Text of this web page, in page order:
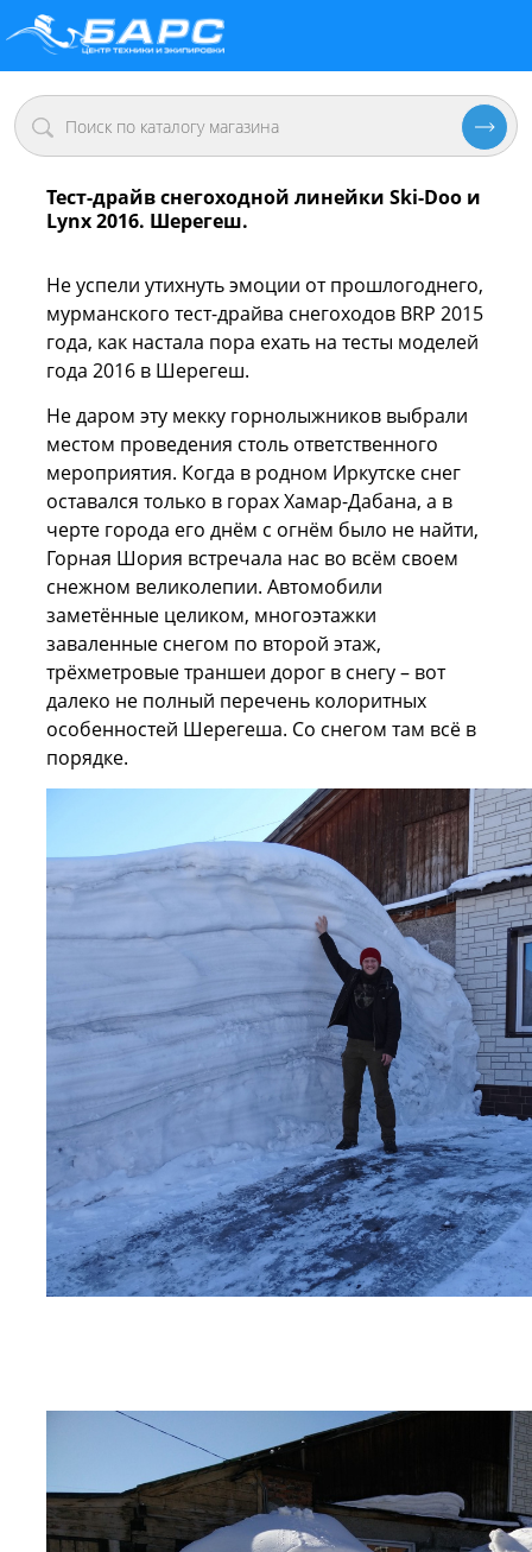
Тест-драйв снегоходной линейки Ski-Doo и
Lynx 2016. Шерегеш.
Не успели утихнуть эмоции от прошлогоднего,
мурманского тест-драйва снегоходов BRP 2015
года, как настала пора ехать на тесты моделей
года 2016 в Шерегеш.
Не даром эту мекку горнолыжников выбрали
местом проведения столь ответственного
мероприятия. Когда в родном Иркутске снег
оставался только в горах Хамар-Дабана, а в
черте города его днём с огнём было не найти,
Горная Шория встречала нас во всём своем
снежном великолепии. Автомобили
заметённые целиком, многоэтажки
заваленные снегом по второй этаж,
трёхметровые траншеи дорог в снегу – вот
далеко не полный перечень колоритных
особенностей Шерегеша. Со снегом там всё в
порядке.